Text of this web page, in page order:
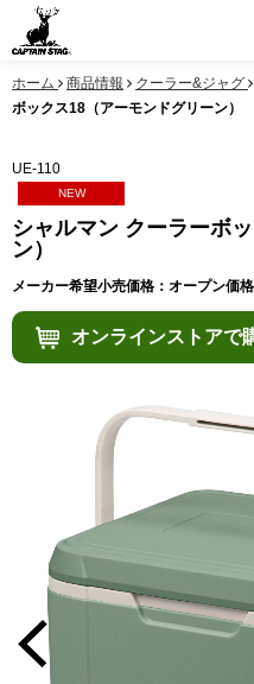
ホーム 商品情報 クーラー&ジャグ
ボックス18（アーモンドグリーン）
UE-110
NEW
シャルマン クーラーボ
ン）
メーカー希望小売価格：オープン価
オンラインストアで